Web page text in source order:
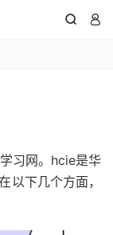
 
习网。hcie是华
以下几个方面，